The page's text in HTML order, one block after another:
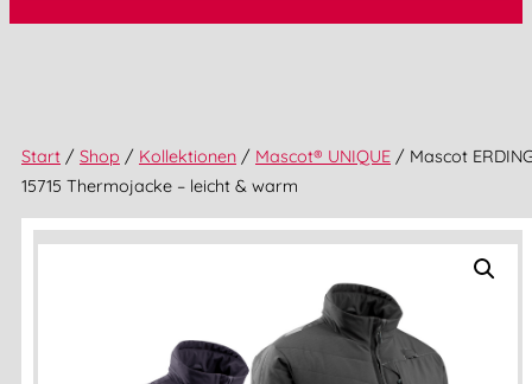
Start / Shop / Kollektionen / Mascot® UNIQUE / Mascot
15715 Thermojacke – leicht & warm